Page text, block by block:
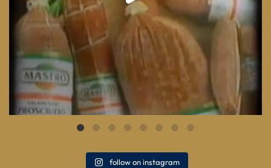
follow on instagram